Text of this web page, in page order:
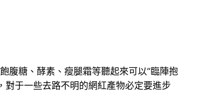
腹糖、酵素、瘦腿霜等聽起來可以“臨陣抱
于一些去路不明的網紅產物必定要進步